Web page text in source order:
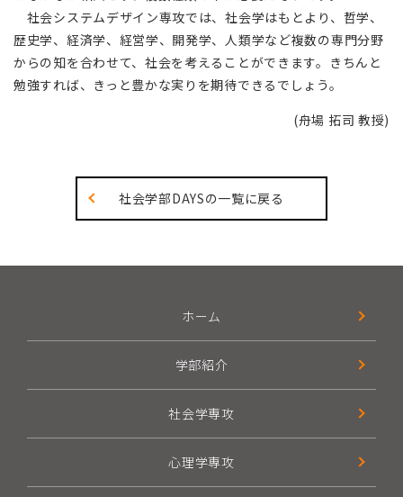
社会システムデザイン専攻では、社会学はもとより、哲学、
歴史学、経済学、経営学、開発学、人類学など複数の専門分野
からの知を合わせて、社会を考えることができます。きちんと
勉強すれば、きっと豊かな実りを期待できるでしょう。
(舟場 拓司 教授)
社会学部DAYSの一覧に戻る
ホーム
学部紹介
社会学専攻
心理学専攻